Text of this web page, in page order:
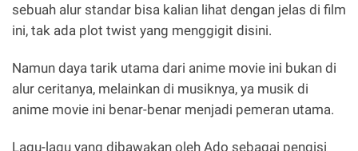
sebuah alur standar bisa kalian lihat dengan jelas di film
ini, tak ada plot twist yang menggigit disini.
Namun daya tarik utama dari anime movie ini bukan di
alur ceritanya, melainkan di musiknya, ya musik di
anime movie ini benar-benar menjadi pemeran utama.
Lagu-lagu yang dibawakan oleh Ado sebagai pengisi